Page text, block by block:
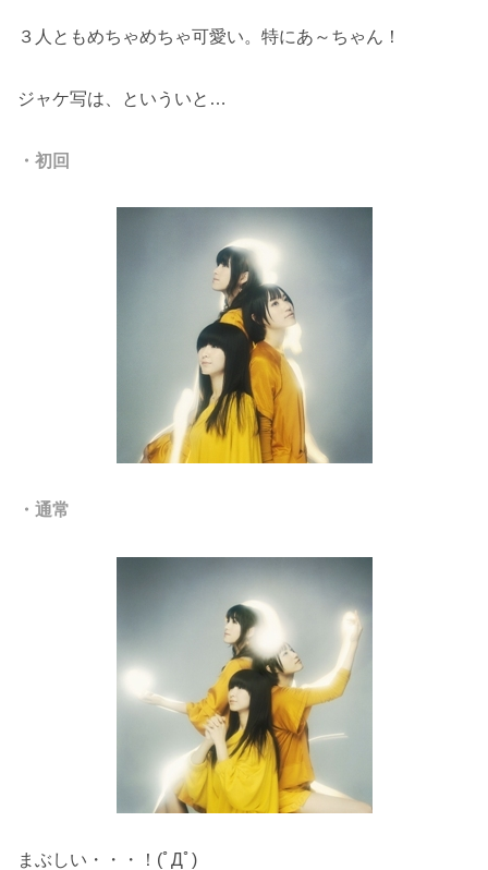
３人ともめちゃめちゃ可愛い。特にあ～ちゃん！
ジャケ写は、といういと…
・初回
・通常
まぶしい・・・！(ﾟДﾟ)